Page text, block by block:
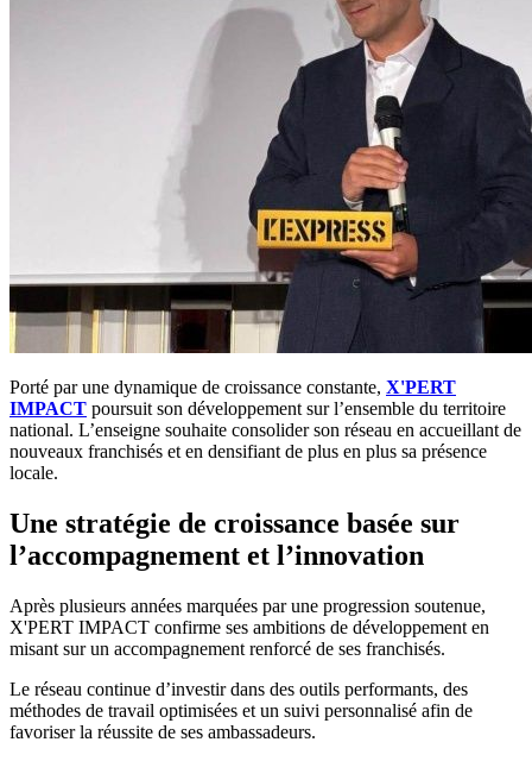
Porté par une dynamique de croissance constante, X'PERT
IMPACT poursuit son développement sur l’ensemble du territoire
national. L’enseigne souhaite consolider son réseau en accueillant de
nouveaux franchisés et en densifiant de plus en plus sa présence
locale.
Une stratégie de croissance basée sur
l’accompagnement et l’innovation
Après plusieurs années marquées par une progression soutenue,
X'PERT IMPACT confirme ses ambitions de développement en
misant sur un accompagnement renforcé de ses franchisés.
Le réseau continue d’investir dans des outils performants, des
méthodes de travail optimisées et un suivi personnalisé afin de
favoriser la réussite de ses ambassadeurs.